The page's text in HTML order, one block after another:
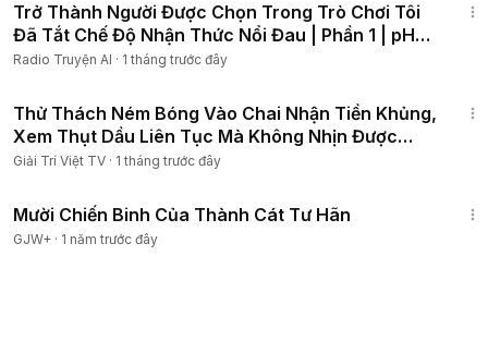
Trở Thành Người Được Chọn Trong Trò Chơi Tôi
Đã Tắt Chế Độ Nhận Thức Nổi Đau | Phần 1 | pH
Review
Radio Truyện AI · 1 tháng trước đây
Thử Thách Ném Bóng Vào Chai Nhận Tiền Khủng,
Xem Thụt Dầu Liên Tục Mà Không Nhịn Được
Cười
Giải Trí Việt TV · 1 tháng trước đây
Mười Chiến Binh Của Thành Cát Tư Hãn
GJW+ · 1 năm trước đây